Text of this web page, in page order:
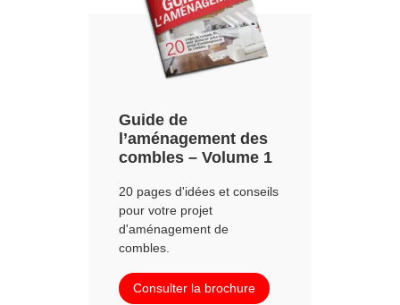
Guide de
l’aménagement des
combles – Volume 1
20 pages d'idées et conseils
pour votre projet
d'aménagement de
combles.
Consulter la brochure